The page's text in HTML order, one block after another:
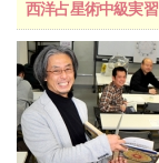
西洋占星術中級実